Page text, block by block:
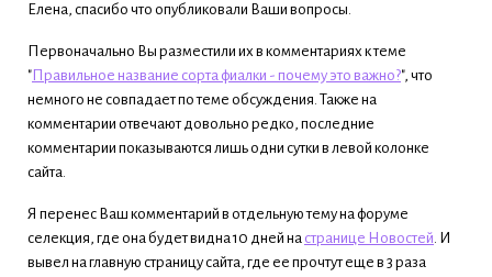
Елена, спасибо что опубликовали Ваши вопросы.
Первоначально Вы разместили их в комментариях к теме
" Правильное название сорта фиалки - почему это важно?", что
немного не совпадает по теме обсуждения. Также на
комментарии отвечают довольно редко, последние
комментарии показываются лишь одни сутки в левой колонке
сайта.
Я перенес Ваш комментарий в отдельную тему на форуме
селекция, где она будет видна 10 дней на странице Новостей. И
вывел на главную страницу сайта, где ее прочтут еще в 3 раза